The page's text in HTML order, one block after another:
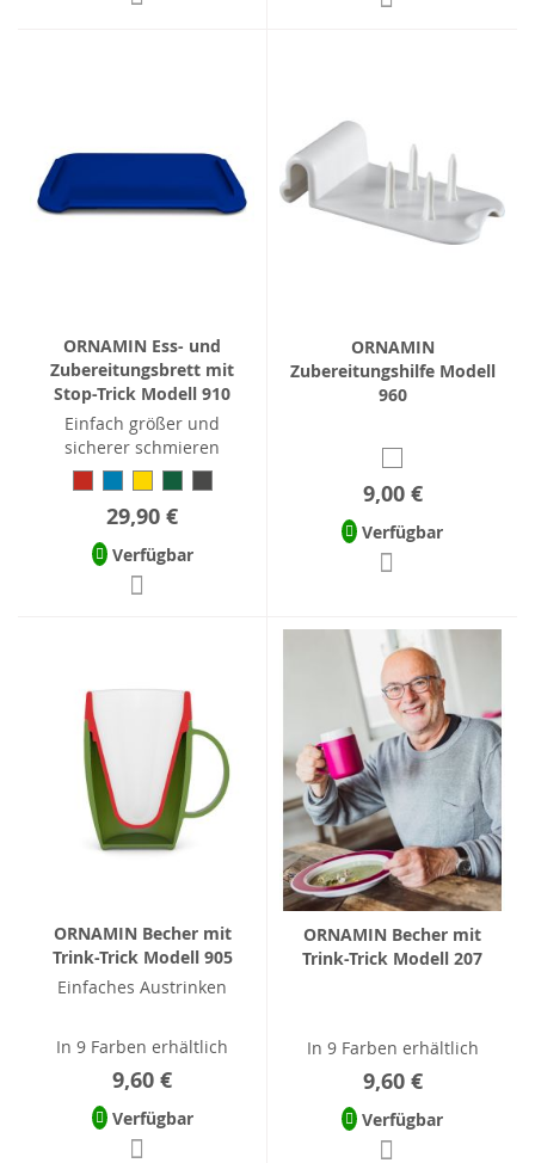
ORNAMIN Ess- und
Zubereitungsbrett mit
Stop-Trick Modell 910
Einfach größer und
sicherer schmieren
29,90 €
Verfügbar
ORNAMIN
Zubereitungshilfe Modell
960
9,00 €
Verfügbar
ORNAMIN Becher mit
Trink-Trick Modell 905
Einfaches Austrinken
In 9 Farben erhältlich
9,60 €
Verfügbar
ORNAMIN Becher mit
Trink-Trick Modell 207
In 9 Farben erhältlich
9,60 €
Verfügbar